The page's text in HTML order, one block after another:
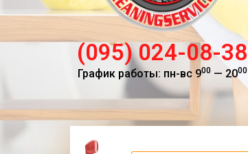
(095) 024-08-38
График работы: пн-вс 900— 2000